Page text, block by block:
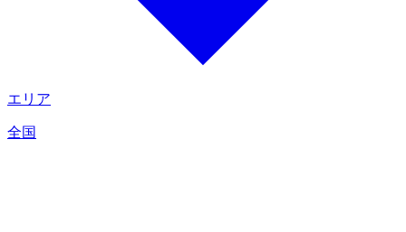
エリア
全国